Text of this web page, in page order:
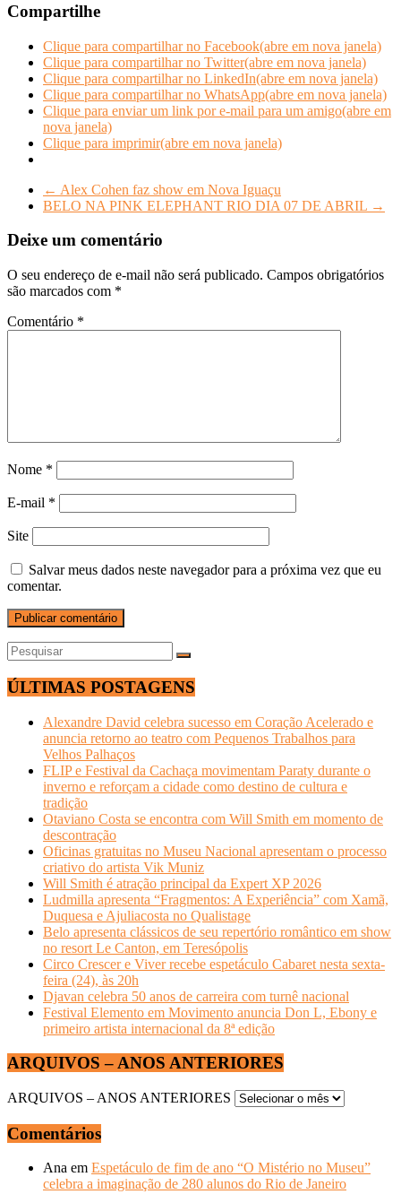
Compartilhe
Clique para compartilhar no Facebook(abre em nova janela)
Clique para compartilhar no Twitter(abre em nova janela)
Clique para compartilhar no LinkedIn(abre em nova janela)
Clique para compartilhar no WhatsApp(abre em nova janela)
Clique para enviar um link por e-mail para um amigo(abre em
nova janela)
Clique para imprimir(abre em nova janela)
← Alex Cohen faz show em Nova Iguaçu
BELO NA PINK ELEPHANT RIO DIA 07 DE ABRIL →
Deixe um comentário
O seu endereço de e-mail não será publicado. Campos obrigatórios
são marcados com *
Comentário *
Nome *
E-mail *
Site
Salvar meus dados neste navegador para a próxima vez que eu
comentar.
ÚLTIMAS POSTAGENS
Alexandre David celebra sucesso em Coração Acelerado e
anuncia retorno ao teatro com Pequenos Trabalhos para
Velhos Palhaços
FLIP e Festival da Cachaça movimentam Paraty durante o
inverno e reforçam a cidade como destino de cultura e
tradição
Otaviano Costa se encontra com Will Smith em momento de
descontração
Oficinas gratuitas no Museu Nacional apresentam o processo
criativo do artista Vik Muniz
Will Smith é atração principal da Expert XP 2026
Ludmilla apresenta “Fragmentos: A Experiência” com Xamã,
Duquesa e Ajuliacosta no Qualistage
Belo apresenta clássicos de seu repertório romântico em show
no resort Le Canton, em Teresópolis
Circo Crescer e Viver recebe espetáculo Cabaret nesta sexta-
feira (24), às 20h
Djavan celebra 50 anos de carreira com turnê nacional
Festival Elemento em Movimento anuncia Don L, Ebony e
primeiro artista internacional da 8ª edição
ARQUIVOS – ANOS ANTERIORES
ARQUIVOS – ANOS ANTERIORES
Comentários
Ana em Espetáculo de fim de ano “O Mistério no Museu”
celebra a imaginação de 280 alunos do Rio de Janeiro